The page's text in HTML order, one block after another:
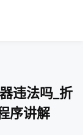
违法吗_折
序讲解